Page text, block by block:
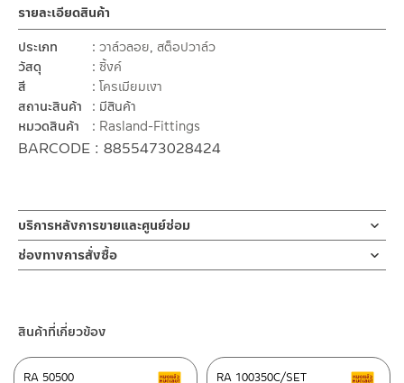
รายละเอียดสินค้า
ประเภท
วาล์วลอย, สต็อปวาล์ว
วัสดุ
ซิ้งค์
สี
โครเมียมเงา
สถานะสินค้า
มีสินค้า
หมวดสินค้า
Rasland-Fittings
BARCODE : 8855473028424
บริการหลังการขายและศูนย์ซ่อม
ช่องทางออนไลน์
– Email: contact@charnpaiboon.com
ช่องทางการสั่งซื้อ
– Shopee
–Lazada
สินค้าที่เกี่ยวข้อง
RA 50500 สินค้าลดราคา เคลียร์สต็อก
RA 100350C/SET